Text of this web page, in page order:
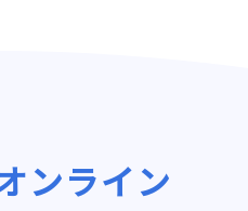
ンライン